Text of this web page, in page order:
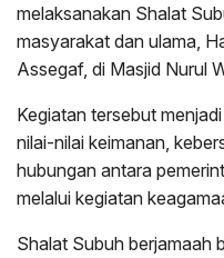
melaksanakan Shalat
masyarakat dan ulama,
Assegaf, di Masjid Nurul
Kegiatan tersebut
nilai-nilai keimanan,
hubungan antara
melalui kegiatan
Shalat Subuh berjamaah